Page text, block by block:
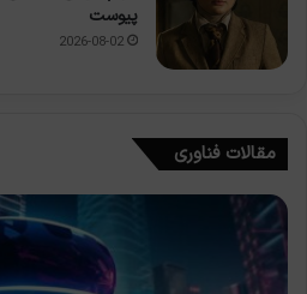
پیوست
2026-08-02
مقالات فناوری